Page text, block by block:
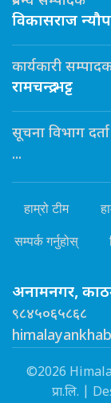
विकासराज
कार्यकारी
रामचन्द्र भट्ट
सूचना विभाग
...
हाम्रो टीम
सम्पर्क गर्नुहोस्
अनामनगर,
९८४५०६५८६८
©2026
प्रा.लि. |